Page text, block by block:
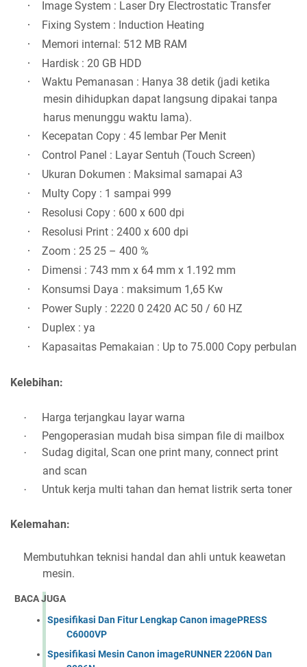
· Image System : Laser Dry Electrostatic Transfer
· Fixing System : Induction Heating
· Memori internal: 512 MB RAM
· Hardisk : 20 GB HDD
·
Waktu Pemanasan : Hanya 38 detik (jadi ketika
mesin dihidupkan dapat langsung dipakai tanpa
harus menunggu waktu lama).
· Kecepatan Copy : 45 lembar Per Menit
· Control Panel : Layar Sentuh (Touch Screen)
· Ukuran Dokumen : Maksimal samapai A3
· Multy Copy : 1 sampai 999
· Resolusi Copy : 600 x 600 dpi
· Resolusi Print : 2400 x 600 dpi
· Zoom : 25 25 – 400 %
· Dimensi : 743 mm x 64 mm x 1.192 mm
· Konsumsi Daya : maksimum 1,65 Kw
· Power Suply : 2220 0 2420 AC 50 / 60 HZ
· Duplex : ya
· Kapasaitas Pemakaian : Up to 75.000 Copy perbulan
Kelebihan:
· Harga terjangkau layar warna
· Pengoperasian mudah bisa simpan file di mailbox
·
Sudag digital, Scan one print many, connect print
and scan
· Untuk kerja multi tahan dan hemat listrik serta toner
Kelemahan:
Membutuhkan teknisi handal dan ahli untuk keawetan
mesin.
BACA JUGA
Spesifikasi Dan Fitur Lengkap Canon imagePRESS
C6000VP
Spesifikasi Mesin Canon imageRUNNER 2206N Dan